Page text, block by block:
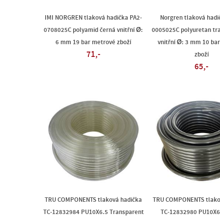
IMI NORGREN tlaková hadička PA2-
0708025C polyamid černá vnitřní Ø:
6 mm 19 bar metrové zboží
71,-
Norgren tlaková
0005025C polyuretan
vnitřní Ø: 3 mm 10
zboží
65,-
TRU COMPONENTS tlaková hadička
TC-12832984 PU10X6.5 Transparent
TRU COMPONENTS
TC-12832980